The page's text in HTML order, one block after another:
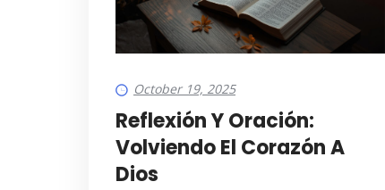
October 19, 2025
Reflexión Y Oración:
Volviendo El Corazón A
Dios